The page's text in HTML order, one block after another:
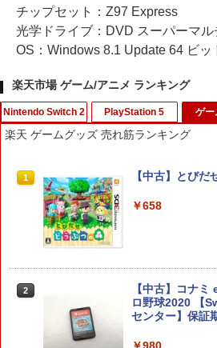
チップセット：Z97 Express
光学ドライブ：DVD スーパーマル
OS：Windows 8.1 Update 64 ビッ
楽天市場 ゲーム/アニメ ランキング
Nintendo Switch 2
1
【特典】ドラゴ
witch2版(【早期
任天堂 【
オブ ザ ワイル
ンセツ ブレス
PlayStation 5
1
【送料無料】
ps5 コントロー
置き スタンド
ゲー
楽天 ゲームグッズ 売れ筋ランキング
1 【中古】とびだ
￥658
2
【中古】コナ
ロ野球2020 【
センター】保証
￥980